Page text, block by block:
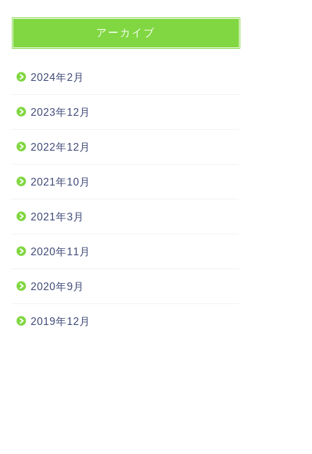
アーカイブ
2024年2月
2023年12月
2022年12月
2021年10月
2021年3月
2020年11月
2020年9月
2019年12月